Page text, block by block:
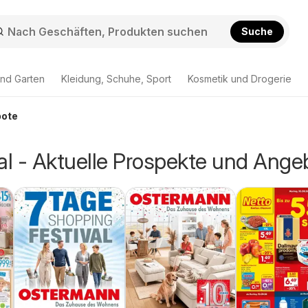
Suche
Garten Kleidung, Schuhe, Sport Kosmetik und Drogerie
- Aktuelle Prospekte und